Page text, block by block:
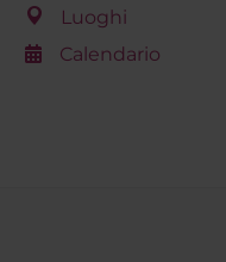
Luoghi
Calendario